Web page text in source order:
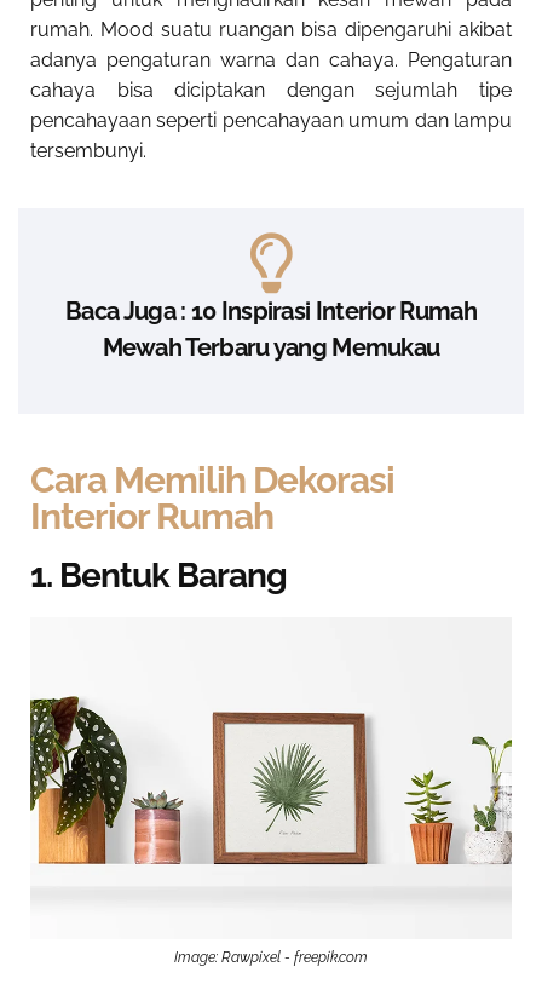
rumah. Mood suatu ruangan bisa dipengaruhi akibat
adanya pengaturan warna dan cahaya. Pengaturan
cahaya bisa diciptakan dengan sejumlah tipe
pencahayaan seperti pencahayaan umum dan lampu
tersembunyi.
Baca Juga : 10 Inspirasi Interior Rumah
Mewah Terbaru yang Memukau
Cara Memilih Dekorasi
Interior Rumah
1. Bentuk Barang
Image: Rawpixel - freepik.com